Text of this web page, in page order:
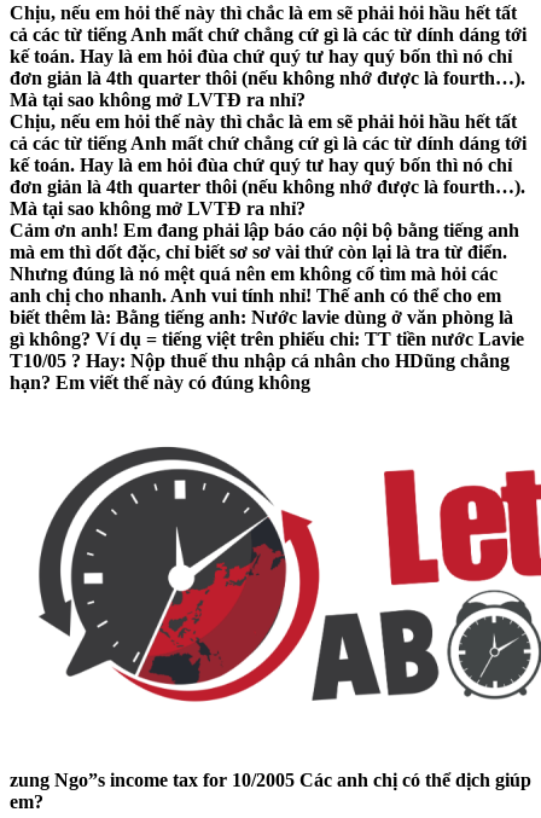
Chịu, nếu em hỏi thế này thì chắc là em sẽ phải hỏi hầu hết tất
cả các từ tiếng Anh mất chứ chẳng cứ gì là các từ dính dáng tới
kế toán. Hay là em hỏi đùa chứ quý tư hay quý bốn thì nó chỉ
đơn giản là 4th quarter thôi (nếu không nhớ được là fourth…).
Mà tại sao không mở LVTĐ ra nhỉ?
Chịu, nếu em hỏi thế này thì chắc là em sẽ phải hỏi hầu hết tất
cả các từ tiếng Anh mất chứ chẳng cứ gì là các từ dính dáng tới
kế toán. Hay là em hỏi đùa chứ quý tư hay quý bốn thì nó chỉ
đơn giản là 4th quarter thôi (nếu không nhớ được là fourth…).
Mà tại sao không mở LVTĐ ra nhỉ?
Cảm ơn anh! Em đang phải lập báo cáo nội bộ bằng tiếng anh
mà em thì dốt đặc, chỉ biết sơ sơ vài thứ còn lại là tra từ điển.
Nhưng đúng là nó mệt quá nên em không cố tìm mà hỏi các
anh chị cho nhanh. Anh vui tính nhỉ! Thế anh có thể cho em
biết thêm là: Bằng tiếng anh: Nước lavie dùng ở văn phòng là
gì không? Ví dụ = tiếng việt trên phiếu chi: TT tiền nước Lavie
T10/05 ? Hay: Nộp thuế thu nhập cá nhân cho HDũng chẳng
hạn? Em viết thế này có đúng không
zung Ngo”s income tax for 10/2005 Các anh chị có thể dịch giúp
em?